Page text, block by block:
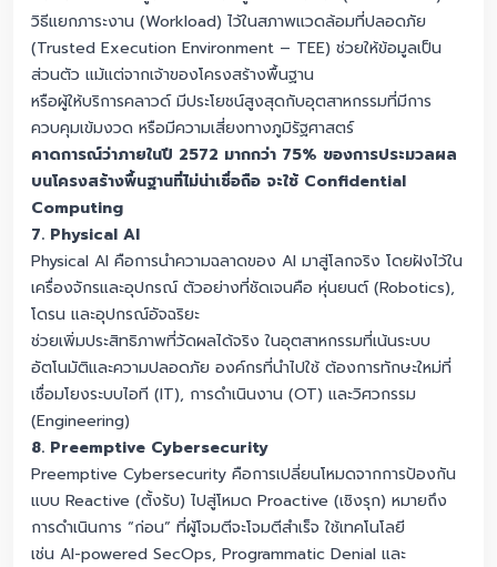
วิธีแยกภาระงาน (Workload) ไว้ในสภาพแวดล้อมที่ปลอดภัย
(Trusted Execution Environment – TEE) ช่วยให้ข้อมูลเป็น
ส่วนตัว แม้แต่จากเจ้าของโครงสร้างพื้นฐาน
หรือผู้ให้บริการคลาวด์ มีประโยชน์สูงสุดกับอุตสาหกรรมที่มีการ
ควบคุมเข้มงวด หรือมีความเสี่ยงทางภูมิรัฐศาสตร์
คาดการณ์ว่าภายในปี 2572 มากกว่า 75% ของการประมวลผล
บนโครงสร้างพื้นฐานที่ไม่น่าเชื่อถือ จะใช้ Confidential
Computing
7. Physical AI
Physical AI คือการนำความฉลาดของ AI มาสู่โลกจริง โดยฝังไว้ใน
เครื่องจักรและอุปกรณ์ ตัวอย่างที่ชัดเจนคือ หุ่นยนต์ (Robotics),
โดรน และอุปกรณ์อัจฉริยะ
ช่วยเพิ่มประสิทธิภาพที่วัดผลได้จริง ในอุตสาหกรรมที่เน้นระบบ
อัตโนมัติและความปลอดภัย องค์กรที่นำไปใช้ ต้องการทักษะใหม่ที่
เชื่อมโยงระบบไอที (IT), การดำเนินงาน (OT) และวิศวกรรม
(Engineering)
8. Preemptive Cybersecurity
Preemptive Cybersecurity คือการเปลี่ยนโหมดจากการป้องกัน
แบบ Reactive (ตั้งรับ) ไปสู่โหมด Proactive (เชิงรุก) หมายถึง
การดำเนินการ “ก่อน” ที่ผู้โจมตีจะโจมตีสำเร็จ ใช้เทคโนโลยี
เช่น AI-powered SecOps, Programmatic Denial และ